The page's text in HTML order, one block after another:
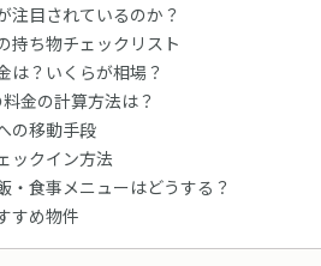
注目されているのか？
持ち物チェックリスト
は？いくらが相場？
金の計算方法は？
の移動手段
ックイン方法
・食事メニューはどうする？
すめ物件